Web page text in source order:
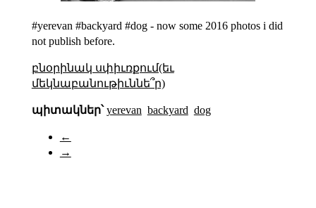
#yerevan #backyard #dog - now some 2016 photos i did
not publish before.
բնօրինակ սփիւռքում(եւ
մեկնաբանութիւննե՞ր)
պիտակներ՝ yerevan backyard dog
←
→